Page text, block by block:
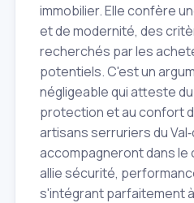
immobilier. Elle confère
et de modernité, des
recherchés par les
potentiels. C'est un
négligeable qui atteste
protection et au confort
artisans serruriers du
accompagneront dans le
allie sécurité,
s'intégrant parfaitement